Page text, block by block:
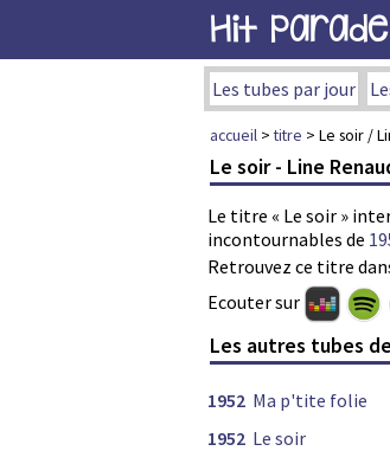
Hit Parade
Les tubes par jour
accueil >titre > Le soir /
Le soir - Line
Le titre « Le soir »
incontournables de
Retrouvez ce titre
Ecouter sur
Les autres tubes
1952 Ma p'tite folie
1952 Le soir